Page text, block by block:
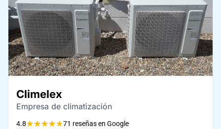
Climelex
Empresa de climatización
4.8★★★★★71 reseñas en Google